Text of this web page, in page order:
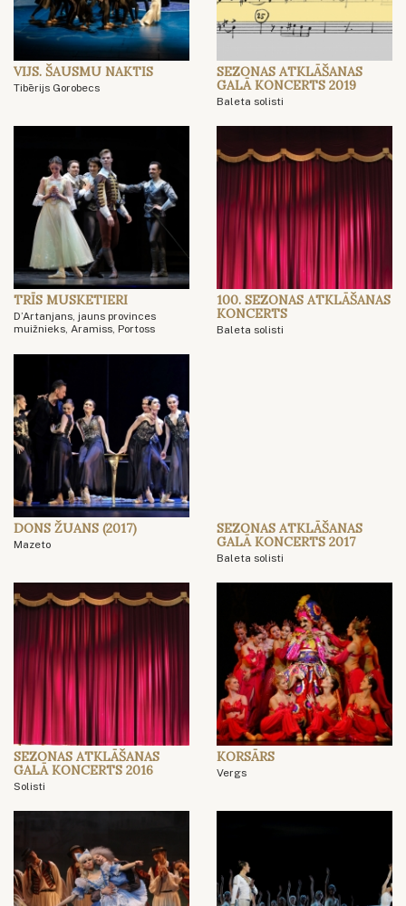
VIJS. ŠAUSMU NAKTIS
Tibērijs Gorobecs
SEZONAS ATKLĀŠANAS
GALĀ KONCERTS 2019
Baleta solisti
TRĪS MUSKETIERI
D’Artanjans, jauns provinces
muižnieks, Aramiss, Portoss
100. SEZONAS ATKLĀŠANAS
KONCERTS
Baleta solisti
DONS ŽUANS (2017)
Mazeto
SEZONAS ATKLĀŠANAS
GALĀ KONCERTS 2017
Baleta solisti
SEZONAS ATKLĀŠANAS
GALĀ KONCERTS 2016
Solisti
KORSĀRS
Vergs